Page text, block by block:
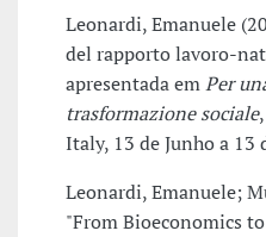
Leonardi, Emanuele
del rapporto lavoro-
apresentada emPer
trasformazione sociale
Italy, 13 de Junho a 13
Leonardi, Emanuele;
"From Bioeconomics